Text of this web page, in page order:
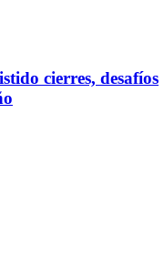
cierres, desafíos